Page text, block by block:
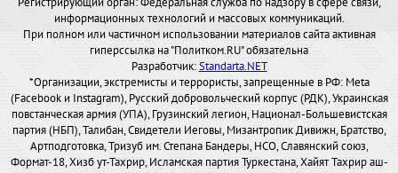
информационных технологий и массовых коммуникаций.
При полном или частичном использовании материалов сайта активная
гиперссылка на "Политком.RU" обязательна
Разработчик:Standarta.NET
*Организации, экстремисты и террористы, запрещенные в РФ: Meta
(Facebook и Instagram), Русский добровольческий корпус (РДК), Украинская
повстанческая армия (УПА), Грузинский легион, Национал-Большевистская
партия (НБП), Талибан, Свидетели Иеговы, Мизантропик Дивижн, Братство,
Артподготовка, Тризуб им. Степана Бандеры, НСО, Славянский союз,
Формат-18, Хизб ут-Тахрир, Исламская партия Туркестана, Хайят Тахрир аш-